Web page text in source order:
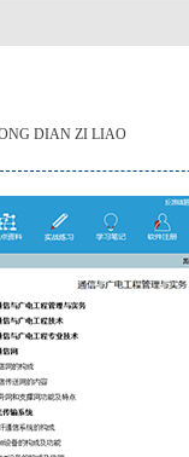
DIAN ZI LIAO